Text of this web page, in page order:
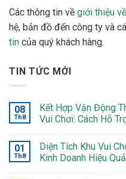
Các thông tin về giới thiệu
hệ, bản đồ đến công ty và
tin của quý khách hàng.
TIN TỨC MỚI
08
Th8
Kết Hợp Vận Động
Vui Chơi: Cách Hỗ
01
Th8
Diện Tích Khu Vui
Kinh Doanh Hiệu